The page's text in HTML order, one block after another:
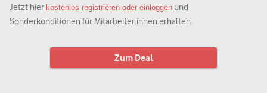
Jetzt hier kostenlos registrieren oder einloggen und
Sonderkonditionen für Mitarbeiter:innen erhalten.
Zum Deal